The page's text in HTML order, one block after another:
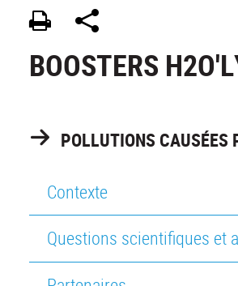
BOOSTERS
POLLUTIONS CAUSÉES
Contexte
Questions scientifiques et